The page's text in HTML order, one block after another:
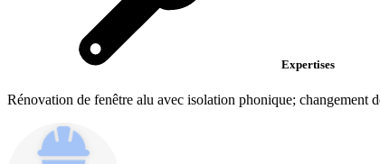
Expertises
Rénovation de fenêtre alu avec isolation phonique; changement